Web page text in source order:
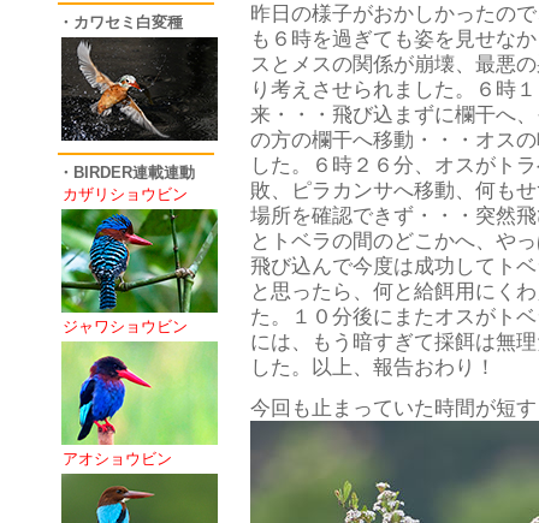
・カワセミ白変種
・BIRDER連載連動
カザリショウビン
ジャワショウビン
アオショウビン
昨日の様子がおかしかったの
も６時を過ぎても姿を見せな
スとメスの関係が崩壊、最悪
り考えさせられました。６時
来・・・飛び込まずに欄干へ
の方の欄干へ移動・・・オス
した。６時２６分、オスがト
敗、ピラカンサへ移動、何も
場所を確認できず・・・突然
とトベラの間のどこかへ、や
飛び込んで今度は成功してト
と思ったら、何と給餌用にく
た。１０分後にまたオスがト
には、もう暗すぎて採餌は無
した。以上、報告おわり！
今回も止まっていた時間が短